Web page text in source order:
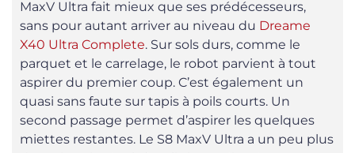
MaxV Ultra fait mieux que ses prédécesseurs,
sans pour autant arriver au niveau du Dreame
X40 Ultra Complete. Sur sols durs, comme le
parquet et le carrelage, le robot parvient à tout
aspirer du premier coup. C’est également un
quasi sans faute sur tapis à poils courts. Un
second passage permet d’aspirer les quelques
miettes restantes. Le S8 MaxV Ultra a un peu plus